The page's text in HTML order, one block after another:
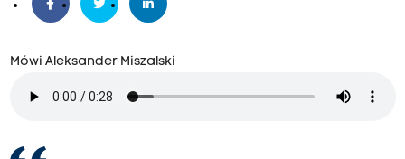
Mówi Aleksander Miszalski